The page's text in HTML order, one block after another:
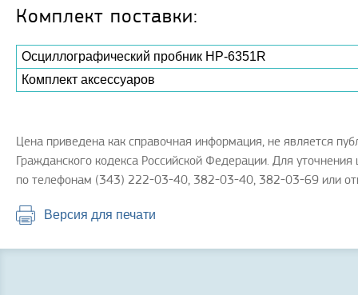
Комплект поставки:
Осциллографический пробник HP-6351R
Комплект аксессуаров
Цена приведена как справочная информация, не является
Гражданского кодекса Российской Федерации. Для
по телефонам (343) 222-03-40, 382-03-40, 382-03-69 или
Версия для печати